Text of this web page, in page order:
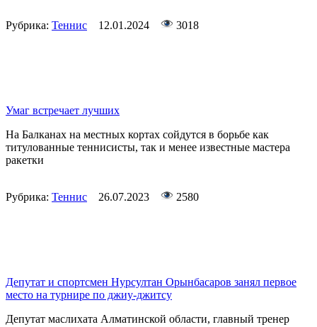
Рубрика: Теннис 12.01.2024 3018
Умаг встречает лучших
На Балканах на местных кортах сойдутся в борьбе как
титулованные теннисисты, так и менее известные мастера
ракетки
Рубрика: Теннис 26.07.2023 2580
Депутат и спортсмен Нурсултан Орынбасаров занял первое
место на турнире по джиу-джитсу
Депутат маслихата Алматинской области, главный тренер